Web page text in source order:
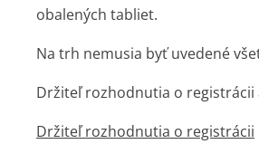
obalených tabliet.
Na trh nemusia byť uvedené
Držiteľ rozhodnutia o registrácii
Držiteľ rozhodnutia o registrácii